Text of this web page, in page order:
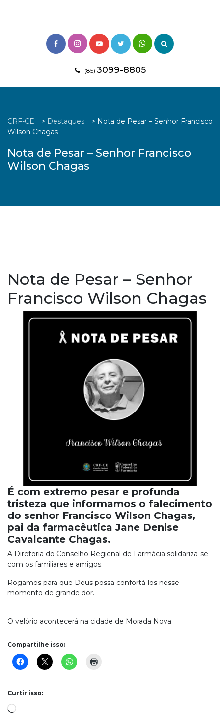
(85) 3099-8805
CRF-CE > Destaques > Nota de Pesar – Senhor Francisco
Wilson Chagas
Nota de Pesar – Senhor Francisco
Wilson Chagas
Nota de Pesar – Senhor
Francisco Wilson Chagas
É com extremo pesar e profunda
tristeza que informamos o falecimento
do senhor Francisco Wilson Chagas,
pai da farmacêutica Jane Denise
Cavalcante Chagas.
A Diretoria do Conselho Regional de Farmácia solidariza-se
com os familiares e amigos.
Rogamos para que Deus possa confortá-los nesse
momento de grande dor.
O velório acontecerá na cidade de Morada Nova.
Compartilhe isso:
Curtir isso:
Carregando...